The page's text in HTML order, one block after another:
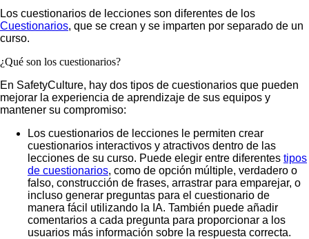
Los cuestionarios de lecciones son diferentes de los
Cuestionarios, que se crean y se imparten por separado de un
curso.
¿Qué son los cuestionarios?
En SafetyCulture, hay dos tipos de cuestionarios que pueden
mejorar la experiencia de aprendizaje de sus equipos y
mantener su compromiso:
Los cuestionarios de lecciones le permiten crear
cuestionarios interactivos y atractivos dentro de las
lecciones de su curso. Puede elegir entre diferentes tipos
de cuestionarios, como de opción múltiple, verdadero o
falso, construcción de frases, arrastrar para emparejar, o
incluso generar preguntas para el cuestionario de
manera fácil utilizando la IA. También puede añadir
comentarios a cada pregunta para proporcionar a los
usuarios más información sobre la respuesta correcta.